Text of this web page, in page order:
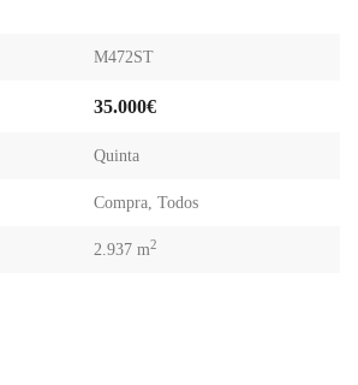
M472ST
35.000€
Quinta
Compra, Todos
2.937 m2